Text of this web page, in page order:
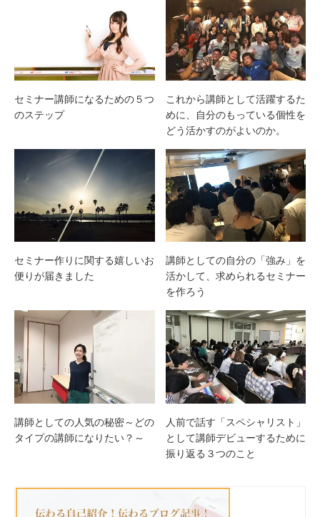
セミナー講師になるための５つ
のステップ
これから講師として活躍するた
めに、自分のもっている個性を
どう活かすのがよいのか。
セミナー作りに関する嬉しいお
便りが届きました
講師としての自分の「強み」を
活かして、求められるセミナー
を作ろう
講師としての人気の秘密～どの
タイプの講師になりたい？～
人前で話す「スペシャリスト」
として講師デビューするために
振り返る３つのこと